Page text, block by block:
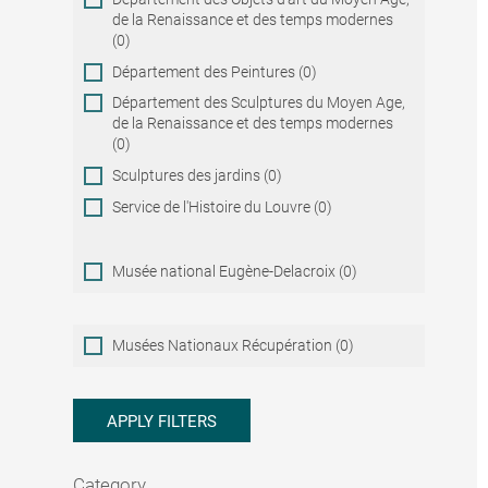
de la Renaissance et des temps modernes
(0)
Département des Peintures (0)
Département des Sculptures du Moyen Age,
de la Renaissance et des temps modernes
(0)
Sculptures des jardins (0)
Service de l'Histoire du Louvre (0)
Musée national Eugène-Delacroix (0)
Musées
Nationaux
Musées Nationaux Récupération (0)
APPLY FILTERS